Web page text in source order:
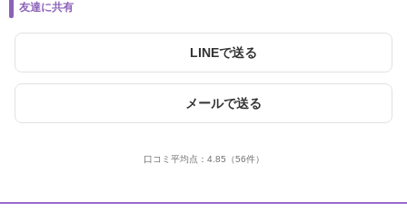
友達に共有
LINEで送る
メールで送る
口コミ平均点： 4.85 （56件）